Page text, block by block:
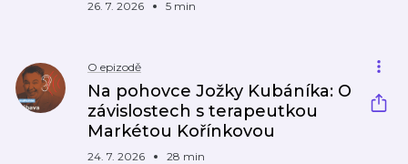
26. 7. 2026 5 min
O epizodě
Na pohovce Jožky Kubáníka: O
závislostech s terapeutkou
Markétou Kořínkovou
24. 7. 2026 28 min